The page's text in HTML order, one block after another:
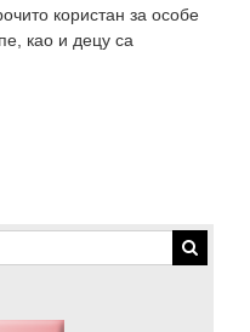
користан за особе
као и децу са